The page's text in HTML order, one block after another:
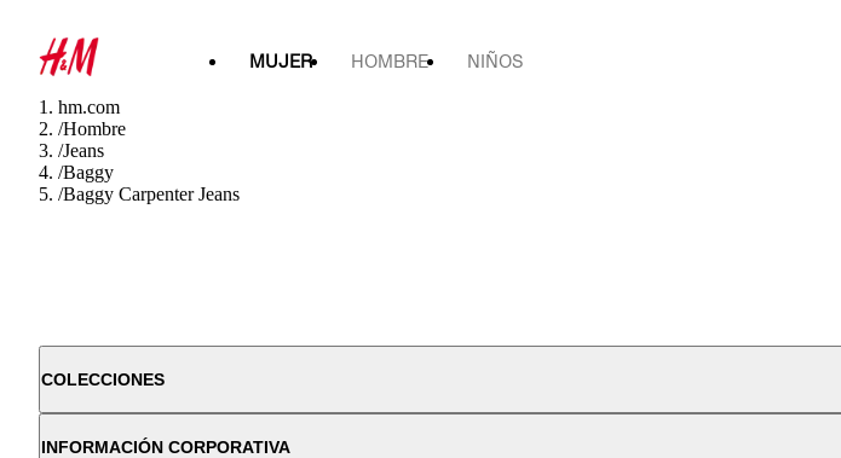
MUJER HOMBRE NIÑOS
hm.com
/Hombre
/Jeans
/Baggy
/Baggy Carpenter Jeans
COLECCIONES
INFORMACIÓN CORPORATIVA